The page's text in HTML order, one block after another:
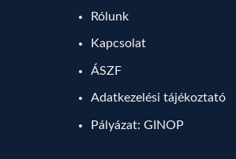
Rólunk
Kapcsolat
ÁSZF
Adatkezelési tájékoztató
Pályázat: GINOP